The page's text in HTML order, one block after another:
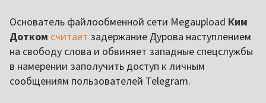
Основатель файлообменной сети Megaupload Ким
Дотком считает задержание Дурова наступлением
на свободу слова и обвиняет западные спецслужбы
в намерении заполучить доступ к личным
сообщениям пользователей Telegram.